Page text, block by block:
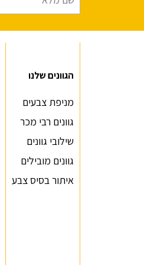
הגוונים שלנו
מניפת צבעים
גוונים רבי מכר
שילובי גוונים
גוונים מובילים
איתור בסיס צבע